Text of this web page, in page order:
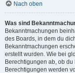
Nach oben
Was sind
Bekanntmachungen
des Boards, in dem du
Bekanntmachungen
erstellt wurden. Wie bei
Berechtigungen ab, ob
Berechtigungen werden